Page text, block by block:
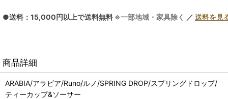
●送料：15,000円以上で送料無料 ※一部地域・家具除く ／ 送料を見
商品詳細
ARABIA/アラビア/Runo/ルノ/SPRING DROP/スプリングドロップ/
ティーカップ&ソーサー